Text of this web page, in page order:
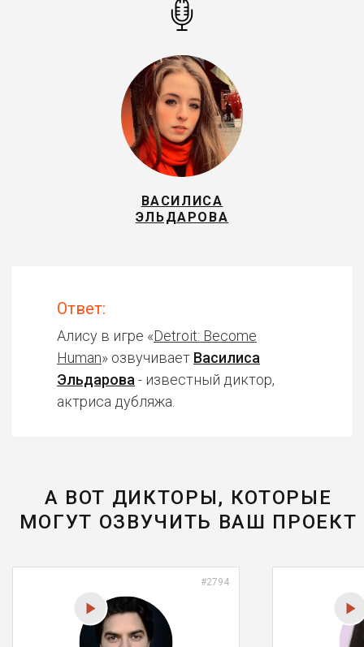
ВАСИЛИСА
ЭЛЬДАРОВА
Ответ:
Алису в игре «Detroit: Become
Human» озвучивает Василиса
Эльдарова - известный диктор,
актриса дубляжа.
А ВОТ ДИКТОРЫ, КОТОРЫЕ
МОГУТ ОЗВУЧИТЬ ВАШ ПРОЕКТ
#2794